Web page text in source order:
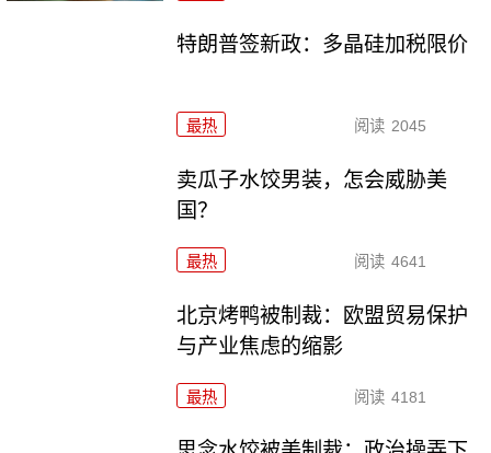
特朗普签新政：多晶硅加税限价
最热 阅读 2045
卖瓜子水饺男装，怎会威胁美
国？
最热 阅读 4641
北京烤鸭被制裁：欧盟贸易保护
与产业焦虑的缩影
最热 阅读 4181